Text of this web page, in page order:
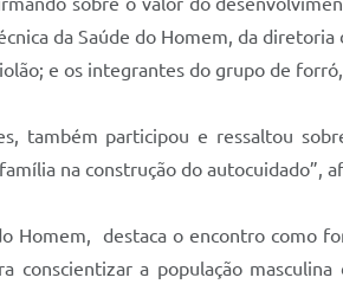
da Saúde do Homem, da
e os integrantes do grupo de
também participou e ressaltou
na construção do autocuidado”,
Homem, destaca o encontro como
conscientizar a população